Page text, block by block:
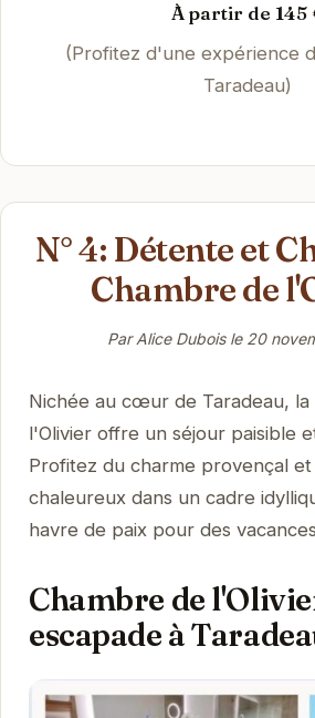
À partir de 145
(Profitez d'une expérience
Taradeau)
N° 4: Détente et
Chambre de
Par Alice Dubois le 20
Nichée au cœur de Taradeau, la
l'Olivier offre un séjour paisible
Profitez du charme provençal
chaleureux dans un cadre
havre de paix pour des
Chambre de
escapade à